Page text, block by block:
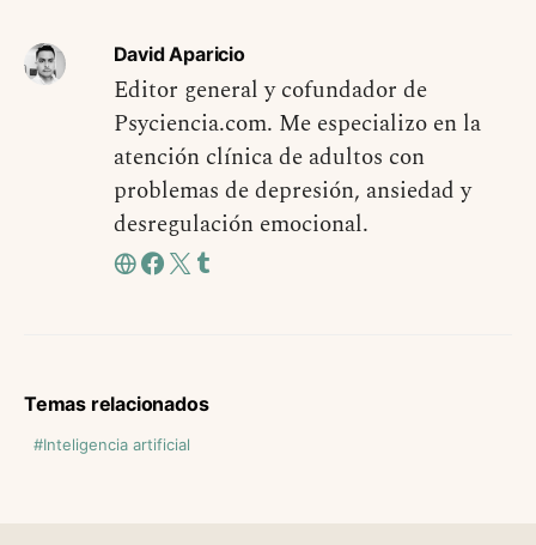
David Aparicio
Editor general y cofundador de
Psyciencia.com. Me especializo en la
atención clínica de adultos con
problemas de depresión, ansiedad y
desregulación emocional.
Temas relacionados
Inteligencia artificial